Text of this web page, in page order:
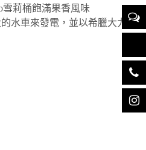
莉桶飽滿果香風味
水車來發電，並以希臘大力士~